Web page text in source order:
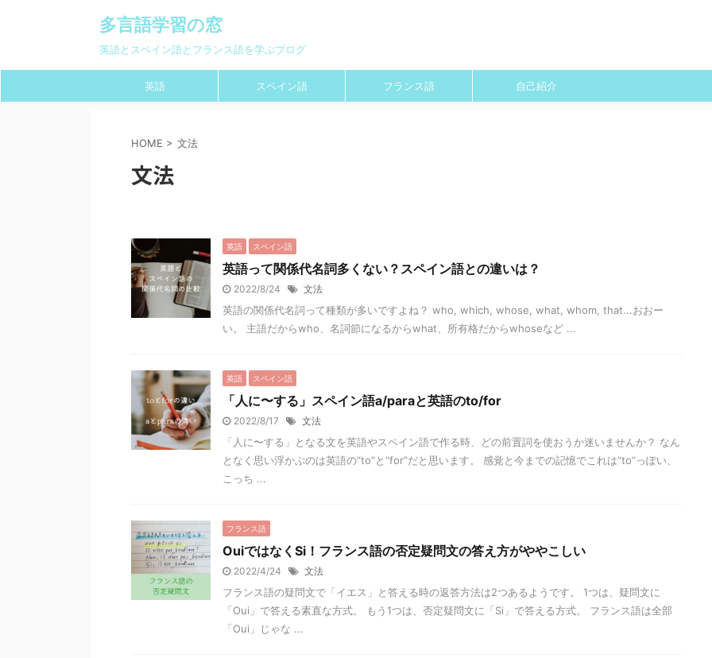
多言語学習の窓
英語とスペイン語とフランス語を学ぶブログ
英語 スペイン語 フランス語 自己紹介
HOME > 文法
文法
英語 スペイン語
英語って関係代名詞多くない？スペイン語との違いは？
2022/8/24 文法
英語の関係代名詞って種類が多いですよね？ who, which, whose, what, whom, that...おおー
い。 主語だからwho、名詞節になるからwhat、所有格だからwhoseなど ...
英語 スペイン語
「人に〜する」スペイン語a/paraと英語のto/for
2022/8/17 文法
「人に〜する」となる文を英語やスペイン語で作る時、どの前置詞を使おうか迷いませんか？ なん
となく思い浮かぶのは英語の“to”と“for”だと思います。 感覚と今までの記憶でこれは“to”っぽい、
こっち ...
フランス語
OuiではなくSi！フランス語の否定疑問文の答え方がややこしい
2022/4/24 文法
フランス語の疑問文で「イエス」と答える時の返答方法は2つあるようです。 1つは、疑問文に
「Oui」で答える素直な方式。 もう1つは、否定疑問文に「Si」で答える方式。 フランス語は全部
「Oui」じゃな ...